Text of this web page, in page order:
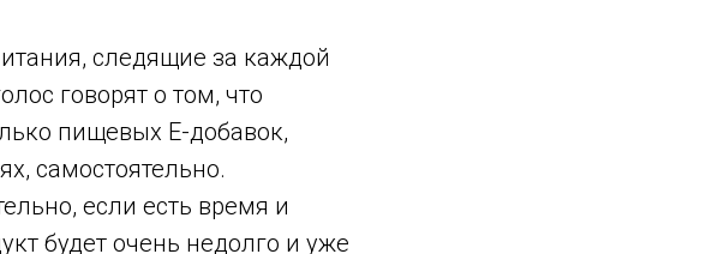
следящие за каждой
говорят о том, что
пищевых Е-добавок,
самостоятельно.
если есть время и
будет очень недолго и уже